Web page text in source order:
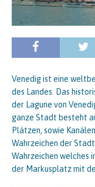
Venedig ist eine
des Landes. Das
der Lagune von
ganze Stadt besteht
Plätzen, sowie
Wahrzeichen der
Wahrzeichen welches
der Markusplatz mit